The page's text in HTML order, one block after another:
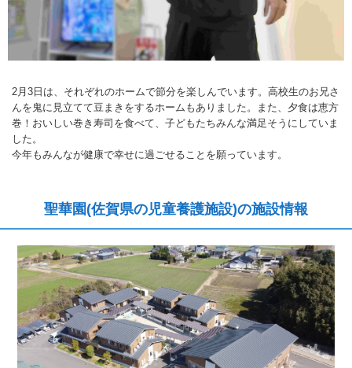
2月3日は、それぞれのホームで節分を楽しんでいます。高校生のお兄さ
んを鬼に見立てて豆まきをするホームもありました。また、夕食は恵方
巻！おいしい巻き寿司を食べて、子どもたちみんな満足そうにしていま
した。
今年もみんなが健康で幸せに過ごせることを願っています。
聖華園(佐賀県の児童養護施設)の施設情報